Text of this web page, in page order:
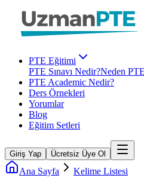
PTE Eğitimi
PTE Sınavı Nedir?Neden
PTE Academic Nedir?
Ders Örnekleri
Yorumlar
Blog
Eğitim Setleri
Giriş Yap Ücretsiz Üye Ol
Ana Sayfa Kelime Listesi